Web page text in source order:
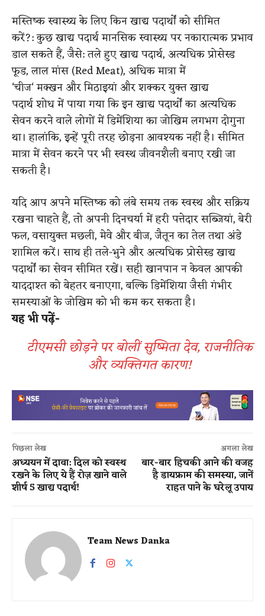
मस्तिष्क स्वास्थ्य के लिए किन खाद्य पदार्थों को सीमित
करें?:कुछ खाद्य पदार्थ मानसिक स्वास्थ्य पर नकारात्मक प्रभाव
डाल सकते हैं, जैसे:तले हुए खाद्य पदार्थ,अत्यधिक प्रोसेस्ड
फूड,लाल मांस (Red Meat),अधिक मात्रा में
‘चीज‘मक्खनऔरमिठाइयां और शक्कर युक्त खाद्य
पदार्थशोध में पाया गया कि इन खाद्य पदार्थों का अत्यधिक
सेवन करने वाले लोगों में डिमेंशिया का जोखिम लगभग दोगुना
था। हालांकि, इन्हें पूरी तरह छोड़ना आवश्यक नहीं है। सीमित
मात्रा में सेवन करने पर भी स्वस्थ जीवनशैली बनाए रखी जा
सकती है।
यदि आप अपने मस्तिष्क को लंबे समय तक स्वस्थ और सक्रिय
रखना चाहते हैं, तो अपनी दिनचर्या में हरी पत्तेदार सब्जियां, बेरी
फल, वसायुक्त मछली, मेवे और बीज, जैतून का तेल तथा अंडे
शामिल करें। साथ ही तले-भुने और अत्यधिक प्रोसेस्ड खाद्य
पदार्थों का सेवन सीमित रखें। सही खानपान न केवल आपकी
याददाश्त को बेहतर बनाएगा, बल्कि डिमेंशिया जैसी गंभीर
समस्याओं के जोखिम को भी कम कर सकता है।
यह भी पढ़ें-
टीएमसी छोड़ने पर बोलीं सुष्मिता देव, राजनीतिक
और व्यक्तिगत कारण!
पिछला लेख
अध्ययन में दावा: दिल को स्वस्थ
रखने के लिए ये हैं रोज़ खाने वाले
शीर्ष 5 खाद्य पदार्थ!
अगला लेख
बार-बार हिचकी आने की वजह
है डायफ्राम की समस्या, जानें
राहत पाने के घरेलू उपाय
Team News Danka